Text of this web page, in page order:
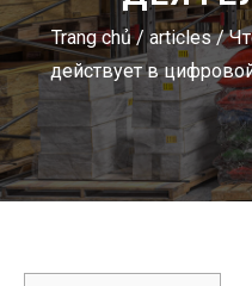
Trang chủ/articles/
действует в